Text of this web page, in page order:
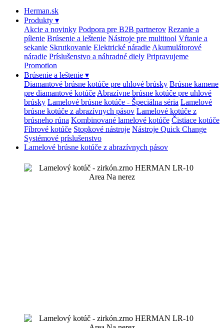
Herman.sk
Produkty ▾
Akcie a novinky Podpora pre B2B partnerov Rezanie a
pílenie Brúsenie a leštenie Nástroje pre multitool Vŕtanie a
sekanie Skrutkovanie Elektrické náradie Akumulátorové
náradie Príslušenstvo a náhradné diely Pripravujeme
Promotion
Brúsenie a leštenie ▾
Diamantové brúsne kotúče pre uhlové brúsky Brúsne kamene
pre diamantové kotúče Abrazívne brúsne kotúče pre uhlové
brúsky Lamelové brúsne kotúče - Špeciálna séria Lamelové
brúsne kotúče z abrazívnych pásov Lamelové kotúče z
brúsneho rúna Kombinované lamelové kotúče Čistiace kotúče
Fíbrové kotúče Stopkové nástroje Nástroje Quick Change
Systémové príslušenstvo
Lamelové brúsne kotúče z abrazívnych pásov